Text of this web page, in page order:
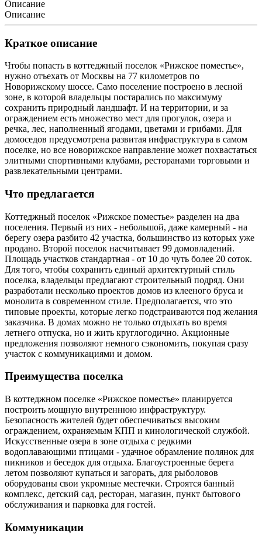
Описание
Описание
Краткое описание
Чтобы попасть в коттеджный поселок «Рижское поместье»,
нужно отъехать от Москвы на 77 километров по
Новорижскому шоссе. Само поселение построено в лесной
зоне, в которой владельцы постарались по максимуму
сохранить природный ландшафт. И на территории, и за
ограждением есть множество мест для прогулок, озера и
речка, лес, наполненный ягодами, цветами и грибами. Для
домоседов предусмотрена развитая инфраструктура в самом
поселке, но все новорижское направление может похвастаться
элитными спортивными клубами, ресторанами торговыми и
развлекательными центрами.
Что предлагается
Коттеджный поселок «Рижское поместье» разделен на два
поселения. Первый из них - небольшой, даже камерный - на
берегу озера разбито 42 участка, большинство из которых уже
продано. Второй поселок насчитывает 99 домовладений.
Площадь участков стандартная - от 10 до чуть более 20 соток.
Для того, чтобы сохранить единый архитектурный стиль
поселка, владельцы предлагают строительный подряд. Они
разработали несколько проектов домов из клееного бруса и
монолита в современном стиле. Предполагается, что это
типовые проекты, которые легко подстраиваются под желания
заказчика. В домах можно не только отдыхать во время
летнего отпуска, но и жить круглогодично. Акционные
предложения позволяют немного сэкономить, покупая сразу
участок с коммуникациями и домом.
Преимущества поселка
В коттеджном поселке «Рижское поместье» планируется
построить мощную внутреннюю инфраструктуру.
Безопасность жителей будет обеспечиваться высоким
ограждением, охраняемым КПП и кинологической службой.
Искусственные озера в зоне отдыха с редкими
водоплавающими птицами - удачное обрамление полянок для
пикников и беседок для отдыха. Благоустроенные берега
летом позволяют купаться и загорать, для рыболовов
оборудованы свои укромные местечки. Строятся банный
комплекс, детский сад, ресторан, магазин, пункт бытового
обслуживания и парковка для гостей.
Коммуникации